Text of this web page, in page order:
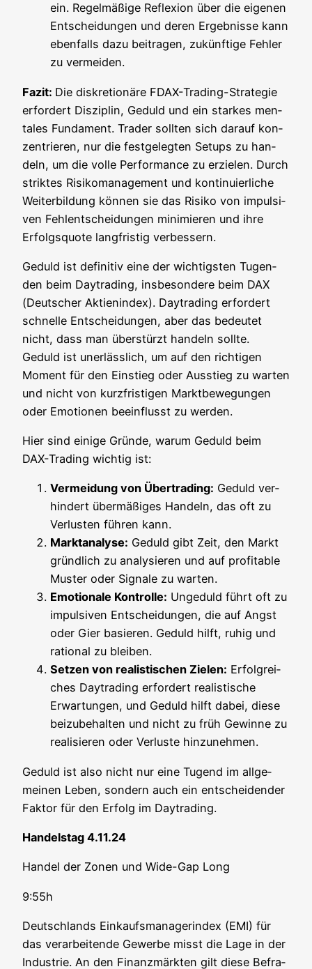
ein. Regel­mä­ßi­ge Refle­xi­on über die eige­nen
Ent­schei­dun­gen und deren Ergeb­nis­se kann
eben­falls dazu bei­tra­gen, zukünf­ti­ge Feh­ler
zu vermeiden.
Fazit: Die dis­kre­tio­nä­re FDAX-Tra­ding-Stra­te­gie
erfor­dert Dis­zi­plin, Geduld und ein star­kes men­
ta­les Fun­da­ment. Trader soll­ten sich dar­auf kon­
zen­trie­ren, nur die fest­ge­leg­ten Set­ups zu han­
deln, um die vol­le Per­for­mance zu erzie­len. Durch
strik­tes Risi­ko­ma­nage­ment und kon­ti­nu­ier­li­che
Wei­ter­bil­dung kön­nen sie das Risi­ko von impul­si­
ven Fehl­ent­schei­dun­gen mini­mie­ren und ihre
Erfolgs­quo­te lang­fris­tig verbessern.
Geduld ist defi­ni­tiv eine der wich­tigs­ten Tugen­
den beim Day­tra­ding, ins­be­son­de­re beim DAX
(Deut­scher Akti­en­in­dex). Day­tra­ding erfor­dert
schnel­le Ent­schei­dun­gen, aber das bedeu­tet
nicht, dass man über­stürzt han­deln soll­te.
Geduld ist uner­läss­lich, um auf den rich­ti­gen
Moment für den Ein­stieg oder Aus­stieg zu war­ten
und nicht von kurz­fris­ti­gen Markt­be­we­gun­gen
oder Emo­tio­nen beein­flusst zu werden.
Hier sind eini­ge Grün­de, war­um Geduld beim
DAX-Tra­ding wich­tig ist:
Ver­mei­dung von Über­tra­ding: Geduld ver­
hin­dert über­mä­ßi­ges Han­deln, das oft zu
Ver­lus­ten füh­ren kann.
Markt­ana­ly­se: Geduld gibt Zeit, den Markt
gründ­lich zu ana­ly­sie­ren und auf pro­fi­ta­ble
Mus­ter oder Signa­le zu warten.
Emo­tio­na­le Kon­trol­le: Unge­duld führt oft zu
impul­si­ven Ent­schei­dun­gen, die auf Angst
oder Gier basie­ren. Geduld hilft, ruhig und
ratio­nal zu bleiben.
Set­zen von rea­lis­ti­schen Zie­len: Erfolg­rei­
ches Day­tra­ding erfor­dert rea­lis­ti­sche
Erwar­tun­gen, und Geduld hilft dabei, die­se
bei­zu­be­hal­ten und nicht zu früh Gewin­ne zu
rea­li­sie­ren oder Ver­lus­te hinzunehmen.
Geduld ist also nicht nur eine Tugend im all­ge­
mei­nen Leben, son­dern auch ein ent­schei­den­der
Fak­tor für den Erfolg im Daytrading.
Han­dels­tag 4.11.24
Han­del der Zonen und Wide-Gap Long
9:55h
Deutsch­lands Ein­kaufs­ma­na­ger­index (EMI) für
das ver­ar­bei­ten­de Gewer­be misst die Lage in der
Indus­trie. An den Finanz­märk­ten gilt die­se Befra­